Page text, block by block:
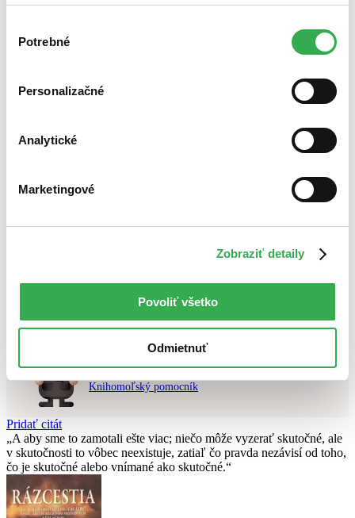
nám pomohlo, keby sme mohli používať všetky tieto
súhlasu
Potrebné
Personalizačné
Analytické
Marketingové
Zobraziť detaily
Povoliť všetko
Odmietnuť
Bestsellery
Najdrahšie
Nebol nájdenýžiadny titulvyhovujúci zadaným podmienkam.
Skúste prosím zmeniť vyhľadávaný výraz.
Chcete poradiť knihu?
Náš pomocník Sherlock vám ju s radosťou vypátra!
Knihomoľský pomocník
Pridať citát
A aby sme to zamotali ešte viac; niečo môže vyzerať skutočné, ale
v skutočnosti to vôbec neexistuje, zatiaľ čo pravda nezávisí od toho,
čo je skutočné alebo vnímané ako skutočné.